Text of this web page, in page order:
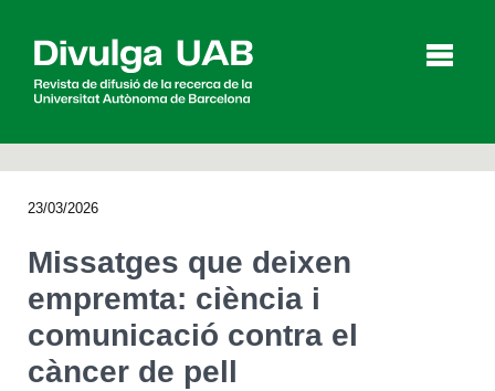
Agenda
23/03/2026
Missatges que deixen
empremta: ciència i
comunicació contra el
càncer de pell